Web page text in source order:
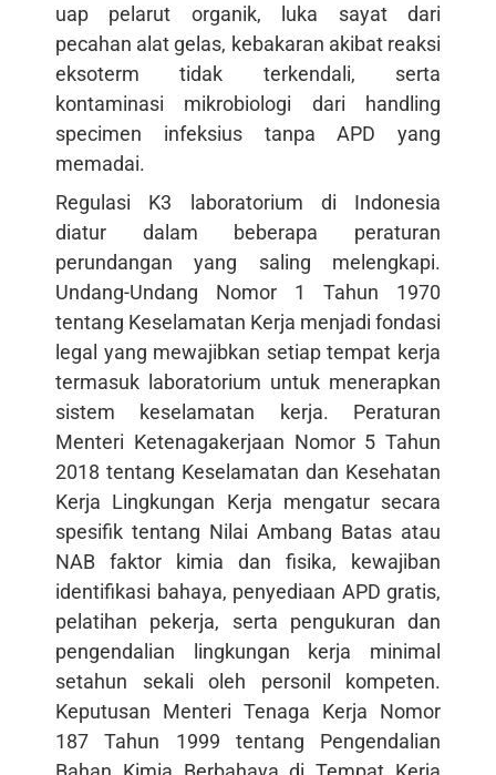
uap pelarut organik, luka sayat dari
pecahan alat gelas, kebakaran akibat reaksi
eksoterm tidak terkendali, serta
kontaminasi mikrobiologi dari handling
specimen infeksius tanpa APD yang
memadai.
Regulasi K3 laboratorium di Indonesia
diatur dalam beberapa peraturan
perundangan yang saling melengkapi.
Undang-Undang Nomor 1 Tahun 1970
tentang Keselamatan Kerja menjadi fondasi
legal yang mewajibkan setiap tempat kerja
termasuk laboratorium untuk menerapkan
sistem keselamatan kerja. Peraturan
Menteri Ketenagakerjaan Nomor 5 Tahun
2018 tentang Keselamatan dan Kesehatan
Kerja Lingkungan Kerja mengatur secara
spesifik tentang Nilai Ambang Batas atau
NAB faktor kimia dan fisika, kewajiban
identifikasi bahaya, penyediaan APD gratis,
pelatihan pekerja, serta pengukuran dan
pengendalian lingkungan kerja minimal
setahun sekali oleh personil kompeten.
Keputusan Menteri Tenaga Kerja Nomor
187 Tahun 1999 tentang Pengendalian